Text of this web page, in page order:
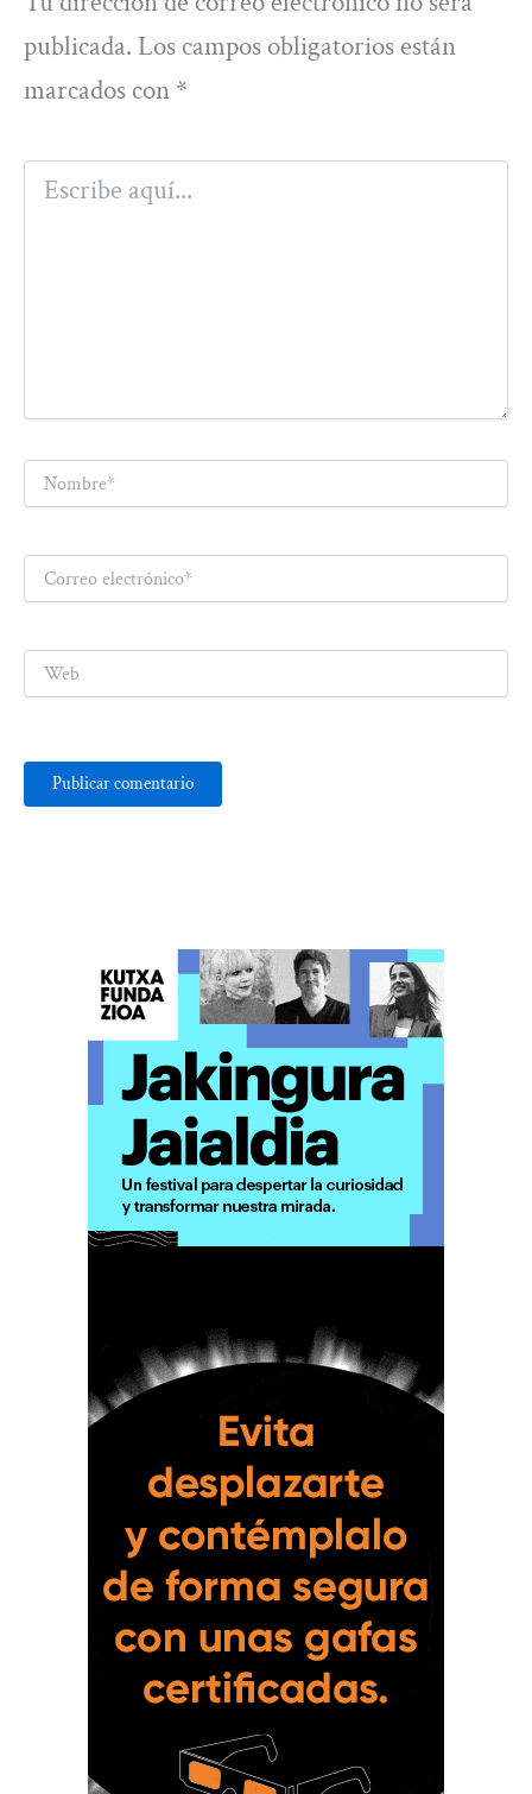
publicada. Los campos obligatorios están
marcados con *
Escribe
aquí...
Correo
electrónico*
Web